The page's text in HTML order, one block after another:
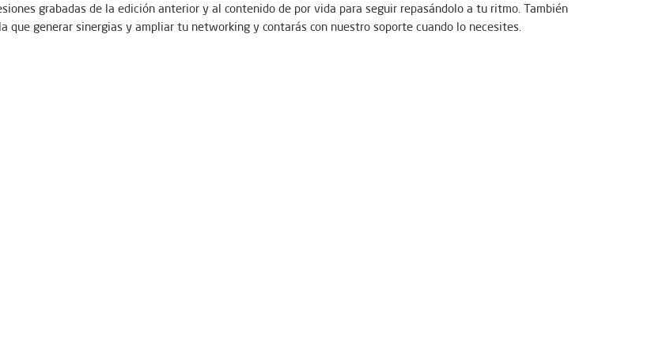
grabadas de la edición anterior y al contenido de por vida para seguir repasándolo a tu ritmo. También
que generar sinergias y ampliar tu networking y contarás con nuestro soporte cuando lo necesites.